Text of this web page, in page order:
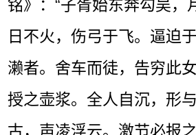
铭》：“子胥始东奔勾吴，
日不火，伤弓于飞。逼迫
濑者。舍车而徒，告穷此
授之壶浆。全人自沉，形
古，声凌浮云。激节必报